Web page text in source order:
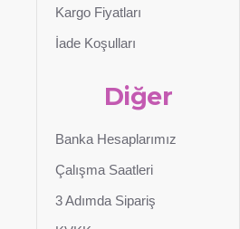
Kargo Fiyatları
İade Koşulları
Diğer
Banka Hesaplarımız
Çalışma Saatleri
3 Adımda Sipariş